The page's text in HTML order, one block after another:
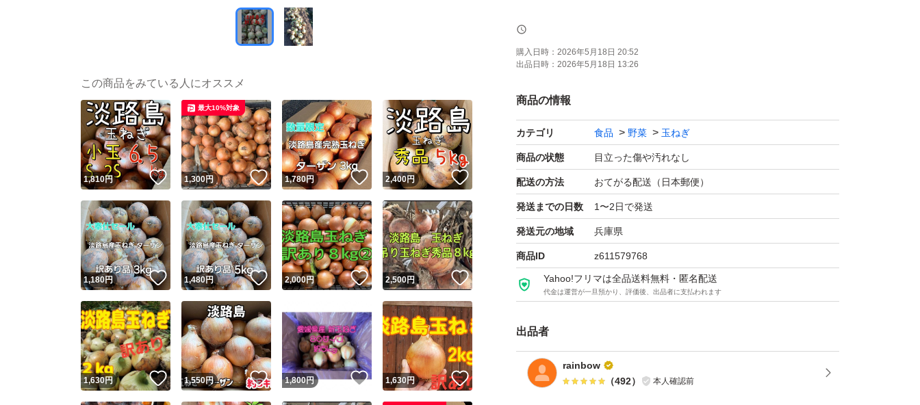
品種:七宝（早生）
重量:箱込み約3kg
保存性を高める為、薄皮を残してありますので少し土が付いた状
風通しの良い日陰か冷蔵庫にて保存しお早めにお召し上がり下さ
い。
購入日時： 2026年5月18日 20:52
出品日時： 2026年5月18日 13:26
商品の情報
カテゴリ 食品 野菜 玉ねぎ
商品の状態 目立った傷や汚れなし
配送の方法 おてがる配送（日本郵便）
発送までの日数 1〜2日で発送
発送元の地域 兵庫県
商品ID z611579768
Yahoo!フリマは全品送料無料・匿名配送
代金は運営が一旦預かり、評価後、出品者に支払われます
出品者
rainbow
（492） 本人確認前
この商品をみている人にオススメ
1,810円 いいね！
1,300円 いいね！
最大10%対象
1,780円 いいね！
2,400円
1,180円 いいね！
1,480円 いいね！
2,000円 いいね！
2,500円 いいね！
1,630円 いいね！
1,550円 いいね！
1,800円 いいね！
1,630円 いいね！